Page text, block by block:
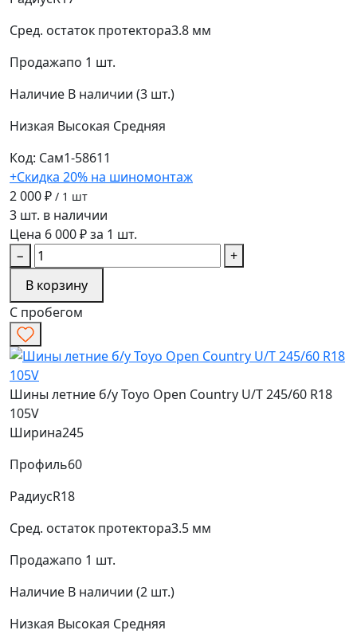
Сред. остаток протектора3.8 мм
Продажапо 1 шт.
Наличие В наличии (3 шт.)
Низкая Высокая Средняя
Код: Сам1-58611
+Скидка 20% на шиномонтаж
2 000 ₽ / 1 шт
3 шт. в наличии
Цена 6 000 ₽ за 1 шт.
−
+
В корзину
С пробегом
Шины летние б/у Toyo Open Country U/T 245/60 R18
105V
Ширина245
Профиль60
РадиусR18
Сред. остаток протектора3.5 мм
Продажапо 1 шт.
Наличие В наличии (2 шт.)
Низкая Высокая Средняя